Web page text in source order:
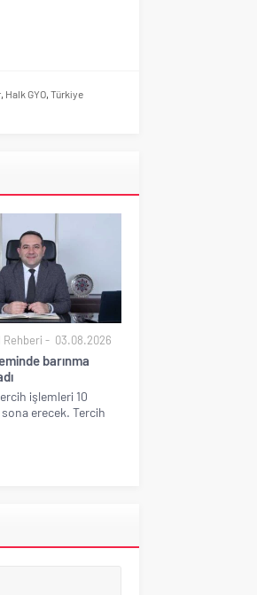
, Halk GYO, Türkiye
Rehberi 03.08.2026
barınma
işlemleri 10
erecek. Tercih